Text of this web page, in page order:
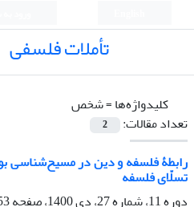
تأملات فلسفی
کلیدواژه‌ها =شخص
تعداد مقالات:
2
رابطۀ فلسفه و دین در مسیح‌شناسی
تسلّای فلسفه
دوره 11، شماره 27، دی 1400، صفحه
75